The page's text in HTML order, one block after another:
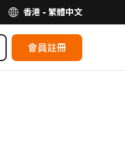
香港 - 繁體中文
會員註冊